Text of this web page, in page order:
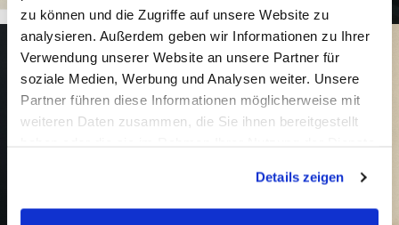
zu können und die Zugriffe auf unsere Website zu
analysieren. Außerdem geben wir Informationen zu Ihrer
Verwendung unserer Website an unsere Partner für
soziale Medien, Werbung und Analysen weiter. Unsere
Partner führen diese Informationen möglicherweise mit
weiteren Daten zusammen, die Sie ihnen bereitgestellt
Details zeigen